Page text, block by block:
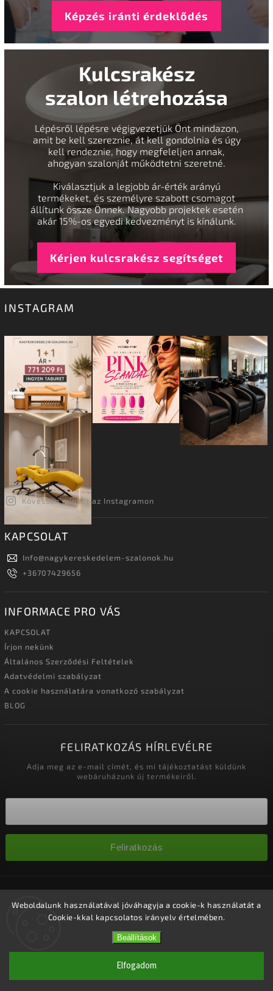
Weboldalunk használatával jóváhagyja a cookie-k használatát a
Cookie-kkal kapcsolatos irányelv értelmében.
Beállítások
Elfogadom
Képzés iránti érdeklődés
Kulcsrakész
szalon létrehozása
Lépésről lépésre végigvezetjük Önt mindazon,
amit be kell szereznie, át kell gondolnia és úgy
kell rendeznie, hogy megfeleljen annak,
ahogyan szalonját működtetni szeretné.
Kiválasztjuk a legjobb ár-érték arányú
termékeket, és személyre szabott csomagot
állítunk össze Önnek. Nagyobb projektek esetén
akár 15%-os egyedi kedvezményt is kínálunk.
Kérjen kulcsrakész segítséget
INSTAGRAM
Kövessen minket az Instagramon
KAPCSOLAT
Info@nagykereskedelem-szalonok.hu
+36707429656
INFORMACE PRO VÁS
KAPCSOLAT
Írjon nekünk
Általános Szerződési Feltételek
Adatvédelmi szabályzat
A cookie használatára vonatkozó szabályzat
BLOG
FELIRATKOZÁS HÍRLEVÉLRE
Adja meg az e-mail címét, és mi tájékoztatást küldünk
webáruházunk új termékeiről.
Feliratkozás
fenntartva.
Süti beállítások szerkesztése
Shoptet| DesignShoptak.cz.